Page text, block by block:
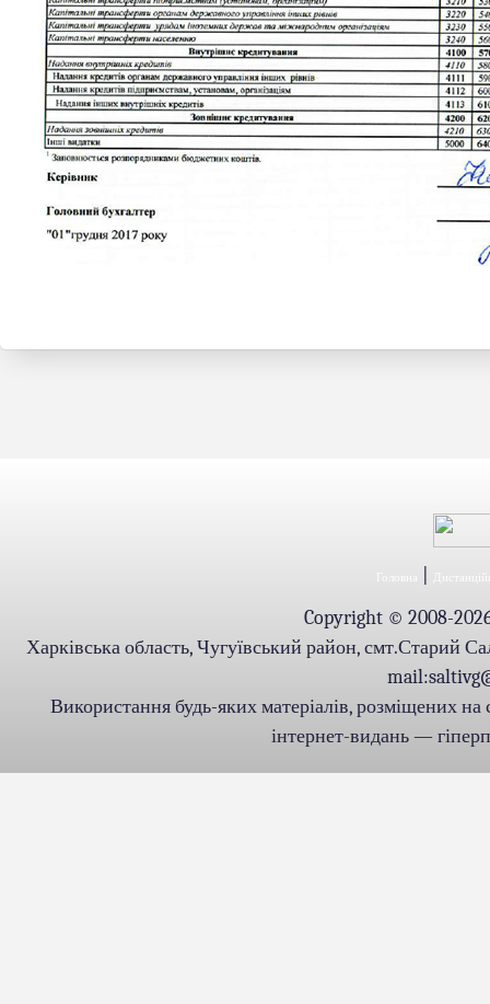
Головна
Copyright © 2008-
Харківська область, Чугуївський район, смт.Старий
Використання будь-яких матеріалів, розміщених
інтернет-видань —